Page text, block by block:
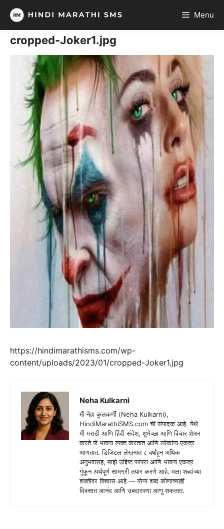
Skip
content
Menu
cropped-Joker1.jpg
https://hindimarathisms.com/wp-
content/uploads/2023/01/cropped-Joker1.jpg
Neha Kulkarni
मी नेहा कुलकर्णी (Neha Kulkarni),
HindiMarathiSMS.com ची संपादक आहे. येथे
मी मराठी आणि हिंदी संदेश, शुभेच्छा आणि विचार शेअर
करते जे भावना व्यक्त करतात आणि लोकांना एकत्र
आणतात. डिजिटल लेखनात ८ वर्षांहून अधिक
अनुभवासह, माझे उद्दिष्ट परंपरा आणि भावना एकत्र
गुंफून अर्थपूर्ण सामग्री तयार करणे आहे. मला शब्दांच्या
शक्तीवर विश्वास आहे — योग्य शब्द कोणाच्याही
दिवसात आनंद आणि उबदारपणा आणू शकतात.